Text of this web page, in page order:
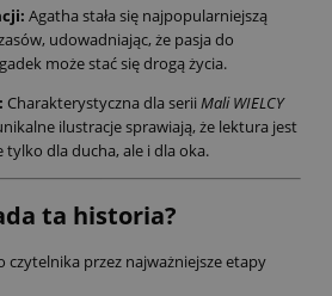
Agatha stała się najpopularniejszą
udowadniając, że pasja do
może stać się drogą życia.
Charakterystyczna dla serii Mali WIELCY
ilustracje sprawiają, że lektura jest
tylko dla ducha, ale i dla oka.
ta historia?
czytelnika przez najważniejsze etapy